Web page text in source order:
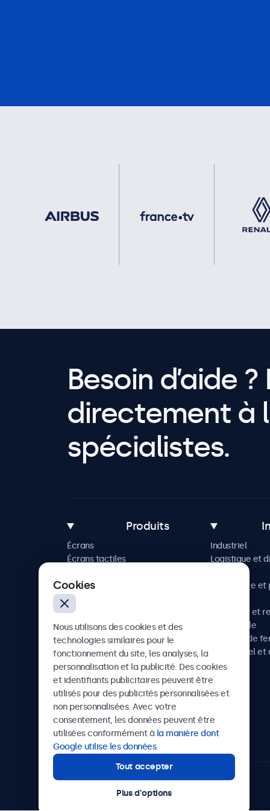
Besoin d’aide
directement à
spécialistes.
Produits
Écrans
Écrans tactiles
Solutions sur mesure
Industriel
Logistique et
Commerce et
Hôtellerie et
Automobile
Chemins de
Audiovisuel
Santé
Beetronics
75 Boulevard Haussmann, 75008 Paris, France
4.8/5 noté par 5000+ entreprises
Cookies
Nous utilisons des cookies et des
technologies similaires pour le
fonctionnement du site, les analyses, la
personnalisation et la publicité. Des cookies
et identifiants publicitaires peuvent être
utilisés pour des publicités personnalisées et
non personnalisées. Avec votre
consentement, les données peuvent être
utilisées conformément à la manière dont
Google utilise les données.
Tout accepter
Plus d'options